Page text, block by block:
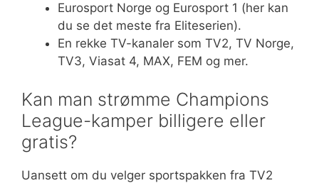
Eurosport Norge og Eurosport 1 (her kan
du se det meste fra Eliteserien).
En rekke TV-kanaler som TV2, TV Norge,
TV3, Viasat 4, MAX, FEM og mer.
Kan man strømme Champions
League-kamper billigere eller
gratis?
Uansett om du velger sportspakken fra TV2